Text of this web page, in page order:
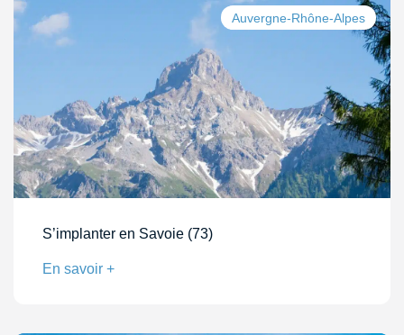
Auvergne-Rhône-Alpes
S’implanter en Savoie (73)
En savoir +